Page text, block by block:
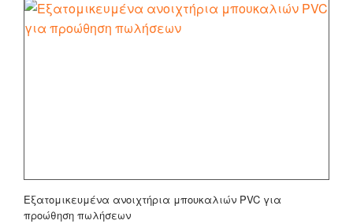
Εξατομικευμένα ανοιχτήρια μπουκαλιών PVC για
προώθηση πωλήσεων